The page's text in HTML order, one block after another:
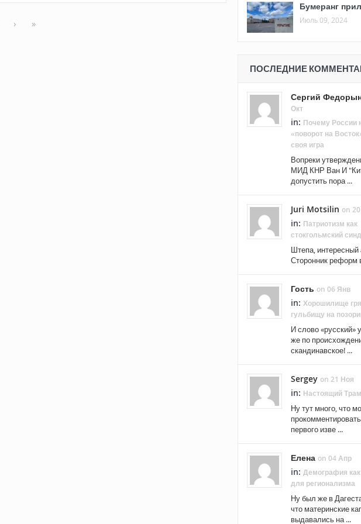
› »
Бумеранг
Июль 09, 2024
ПОСЛЕДНИЕ
Сергий
Окт
in: Почему России
«поворот на
своя игра
Вопреки
МИД КНР Ван И
допустить пора ...
Juri Motsilin on
in: Патриотизм как
стокгольмский
Штепа, интересный
Сторонник реформ
Гость on 06 Янв
in: Хорошилище
гульбищу на
И слово «русский»
же по
скандинавское! ...
Sergey on 21 Ноя
in: Настоящий
Ну тут много, что
первого изве ...
Елена on 04 Апр
in: Демография
для регионализма
Ну был же в
что материнские
выдавались на ...